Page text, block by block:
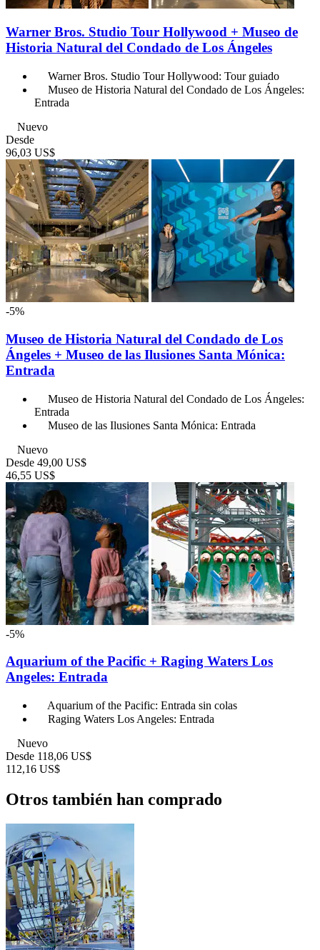
Warner Bros. Studio Tour Hollywood + Museo de
Historia Natural del Condado de Los Ángeles
Warner Bros. Studio Tour Hollywood: Tour guiado
Museo de Historia Natural del Condado de Los Ángeles:
Entrada
Nuevo
Desde
96,03 US$
-5%
Museo de Historia Natural del Condado de Los
Ángeles + Museo de las Ilusiones Santa Mónica:
Entrada
Museo de Historia Natural del Condado de Los Ángeles:
Entrada
Museo de las Ilusiones Santa Mónica: Entrada
Nuevo
Desde 49,00 US$
46,55 US$
-5%
Aquarium of the Pacific + Raging Waters Los
Angeles: Entrada
Aquarium of the Pacific: Entrada sin colas
Raging Waters Los Angeles: Entrada
Nuevo
Desde 118,06 US$
112,16 US$
Otros también han comprado